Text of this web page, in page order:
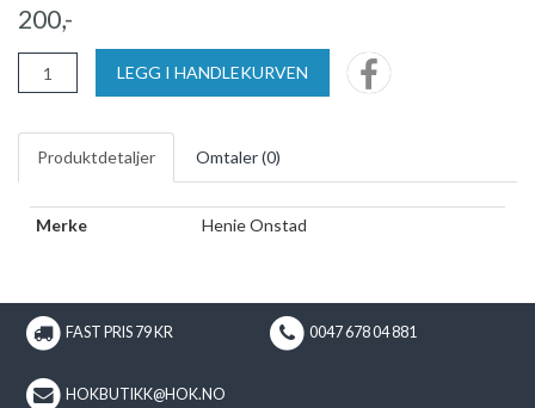
200,-
LEGG I HANDLEKURVEN
Produktdetaljer Omtaler (0)
Merke Henie Onstad
FAST PRIS 79 KR 0047 678 04 881
HOKBUTIKK@HOK.NO